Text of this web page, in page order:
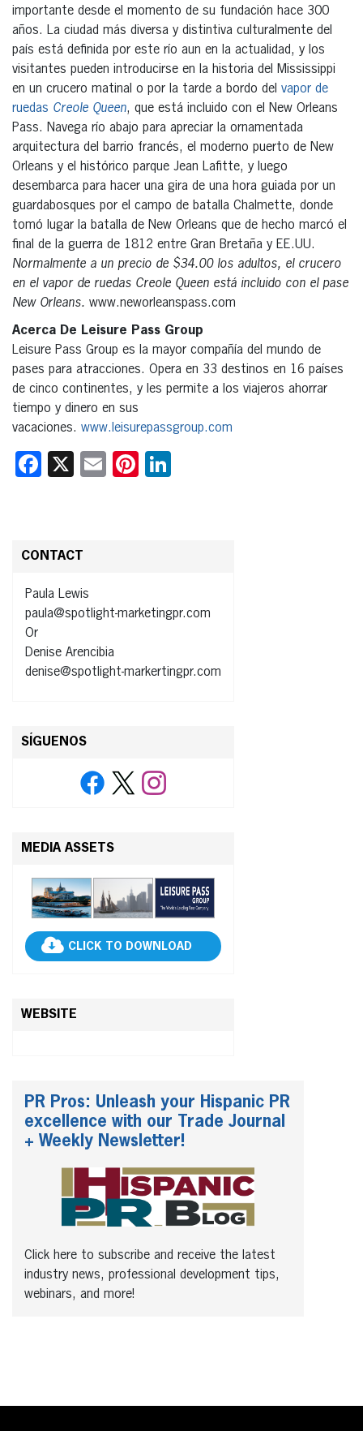
importante desde el momento de su fundación hace 300
años. La ciudad más diversa y distintiva culturalmente del
país está definida por este río aun en la actualidad, y los
visitantes pueden introducirse en la historia del Mississippi
en un crucero matinal o por la tarde a bordo del vapor de
ruedas Creole Queen, que está incluido con el New Orleans
Pass. Navega río abajo para apreciar la ornamentada
arquitectura del barrio francés, el moderno puerto de New
Orleans y el histórico parque Jean Lafitte, y luego
desembarca para hacer una gira de una hora guiada por un
guardabosques por el campo de batalla Chalmette, donde
tomó lugar la batalla de New Orleans que de hecho marcó el
final de la guerra de 1812 entre Gran Bretaña y EE.UU.
Normalmente a un precio de $34.00 los adultos, el crucero
en el vapor de ruedas Creole Queen está incluido con el pase
New Orleans. www.neworleanspass.com
Acerca De Leisure Pass Group
Leisure Pass Group es la mayor compañía del mundo de
pases para atracciones. Opera en 33 destinos en 16 países
de cinco continentes, y les permite a los viajeros ahorrar
tiempo y dinero en sus
vacaciones. www.leisurepassgroup.com
Facebook
X EmailPinterest
CONTACT
Paula Lewis
paula@spotlight-marketingpr.com
Or
Denise Arencibia
denise@spotlight-markertingpr.com
SÍGUENOS
MEDIA ASSETS
CLICK TO DOWNLOAD
WEBSITE
PR Pros: Unleash your Hispanic PR
excellence with our Trade Journal
+ Weekly Newsletter!
Click here to subscribe and receive the latest
industry news, professional development tips,
webinars, and more!